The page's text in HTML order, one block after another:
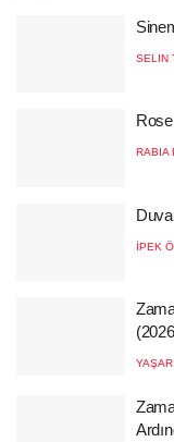
SELIN
RABIA
İPEK